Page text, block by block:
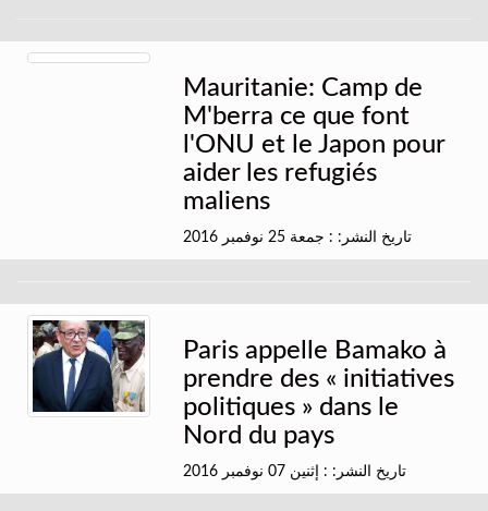
Mauritanie: Camp de
M'berra ce que font
l'ONU et le Japon pour
aider les refugiés
maliens
تاريخ النشر: : جمعة 25 نوفمبر 2016
Paris appelle Bamako à
prendre des « initiatives
politiques » dans le
Nord du pays
تاريخ النشر: : إثنين 07 نوفمبر 2016